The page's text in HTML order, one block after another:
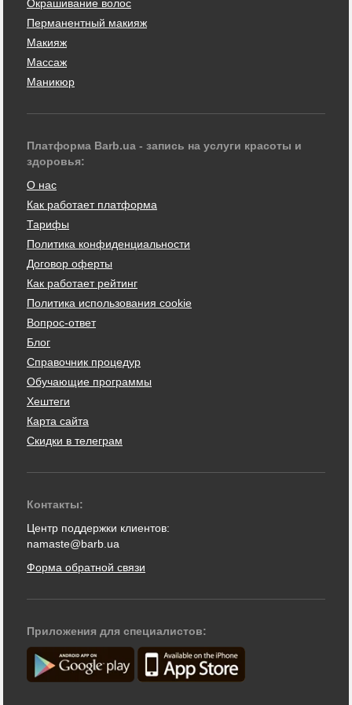
Окрашивание волос
Перманентный макияж
Макияж
Массаж
Маникюр
Платформа Barb.ua - запись на услуги красоты и
здоровья:
О нас
Как работает платформа
Тарифы
Политика конфиденциальности
Договор оферты
Как работает рейтинг
Политика использования cookie
Вопрос-ответ
Блог
Справочник процедур
Обучающие программы
Хештеги
Карта сайта
Скидки в телеграм
Контакты:
Центр поддержки клиентов:
namaste@barb.ua
Форма обратной связи
Приложения для специалистов: